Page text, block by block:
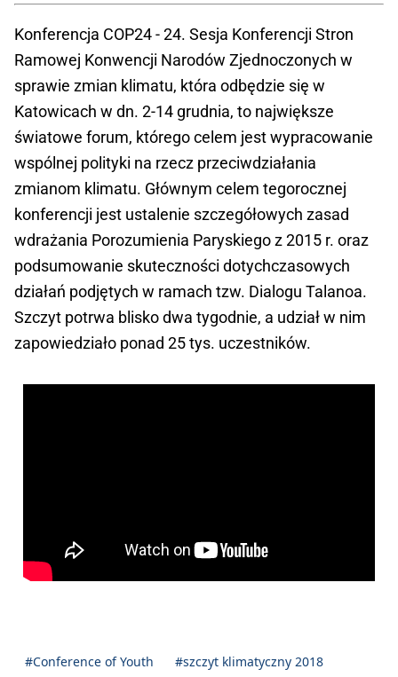
Konferencja COP24 - 24. Sesja Konferencji Stron
Ramowej Konwencji Narodów Zjednoczonych w
sprawie zmian klimatu, która odbędzie się w
Katowicach w dn. 2-14 grudnia, to największe
światowe forum, którego celem jest wypracowanie
wspólnej polityki na rzecz przeciwdziałania
zmianom klimatu. Głównym celem tegorocznej
konferencji jest ustalenie szczegółowych zasad
wdrażania Porozumienia Paryskiego z 2015 r. oraz
podsumowanie skuteczności dotychczasowych
działań podjętych w ramach tzw. Dialogu Talanoa.
Szczyt potrwa blisko dwa tygodnie, a udział w nim
zapowiedziało ponad 25 tys. uczestników.
#Conference of Youth
#szczyt klimatyczny 2018